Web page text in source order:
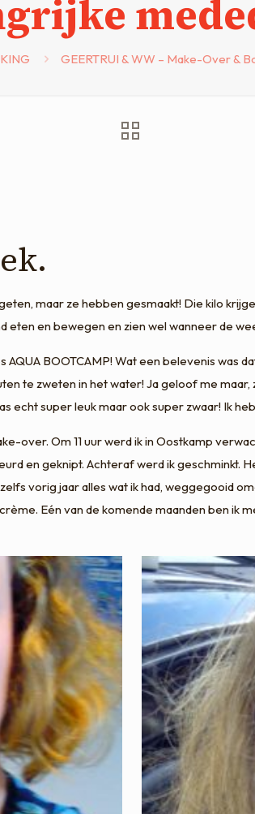
GEERTRUI & WW – Make-Over &
maar ze hebben gesmaakt! Die kilo
en bewegen en zien wel wanneer de
BOOTCAMP! Wat een belevenis was
te zweten in het water! Ja geloof me
super leuk maar ook super zwaar! Ik
Om 11 uur werd ik in Oostkamp
en geknipt. Achteraf werd ik geschminkt.
vorig jaar alles wat ik had, weggegooid
Eén van de komende maanden ben ik